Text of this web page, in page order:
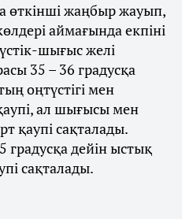
өткінші жаңбыр жауып,
аймағында екпіні
шығыс желі
35 – 36 градусқа
оңтүстігі мен
ал шығысы мен
қаупі сақталады.
градусқа дейін ыстық
сақталады.